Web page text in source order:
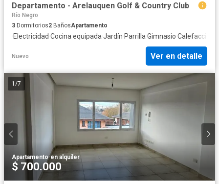
Departamento - Arelauquen Golf & Country Club
Río Negro
3 Dormitorios2 BañosApartamento
·Electricidad·Cocina equipada·Jardín·Parrilla·Gimnasio·Calefacción
Nuevo Ver en detalle
1 /7
Apartamento·en alquiler
$ 700.000